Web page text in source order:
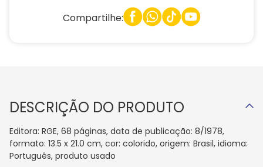
Compartilhe:
DESCRIÇÃO DO PRODUTO
Editora: RGE, 68 páginas, data de publicação: 8/1978,
formato: 13.5 x 21.0 cm, cor: colorido, origem: Brasil, idioma:
Português, produto usado